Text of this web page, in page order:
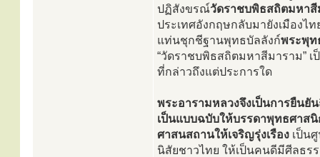
ปฏิสังขรณ์วัดราชบพิธสถิตมหาสี
ประเทศอังกฤษกลับมายังเมือง
แท่นชุกชีฐานพุทธบัลลังก์พระพุท
“วัดราชบพิธสถิตมหาสีมาราม”
ที่กล่าวถึงแต่ประการใด
พระอารามหลวงจึงเป็นการยืน
เป็นแบบฉบับให้บรรดาพุทธศาส
ศาสนสถานให้เจริญรุ่งเรือง เป็น
นิสัยชาวไทย ให้เป็นคนดีมีศีลธร